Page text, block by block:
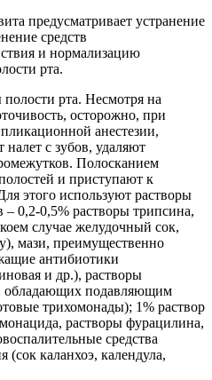
предусматривает устранение
средств
и нормализацию
рта.
рта. Несмотря на
осторожно, при
анестезии,
с зубов, удаляют
Полосканием
и приступают к
этого используют растворы
– 0,2-0,5% растворы трипсина,
случае желудочный сок,
мази, преимущественно
антибиотики
и др.), растворы
обладающих подавляющим
трихомонады); 1% раствор
растворы фурацилина,
средства
(сок каланхоэ, календула,